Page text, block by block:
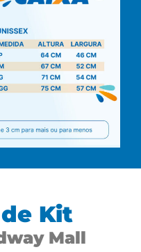
Kit
Mall